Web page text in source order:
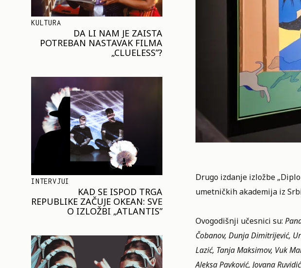
KULTURA
DA LI NAM JE ZAISTA
POTREBAN NASTAVAK FILMA
„CLUELESS”?
INTERVJUI
KAD SE ISPOD TRGA
REPUBLIKE ZAČUJE OKEAN: SVE
O IZLOŽBI „ATLANTIS”
Drugo izdanje izložbe
umetničkih akademija iz
Ovogodišnji učesnici su:
Čobanov, Dunja Dimitrijević,
Lazić, Tanja Maksimov, Vuk
Aleksa Pavković, Jovana